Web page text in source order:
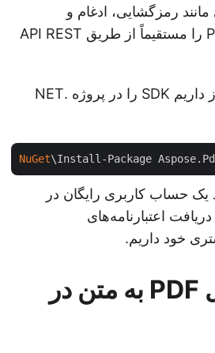
رمزگشایی، ادغام و
دستکاری فایل‌های PDF را مستقیماً از طریق API REST
حالا برای شروع، ما نیاز داریم SDK را در پروژه .NET
NuGet\Install-Package
یک حساب کاربری رایگان در
اعتبارنامه‌های
خود داریم.
عملیات تبدیل PDF به متن در